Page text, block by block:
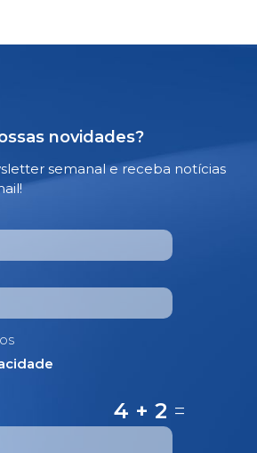
novidades?
semanal e receba notícias
4 + 2 =